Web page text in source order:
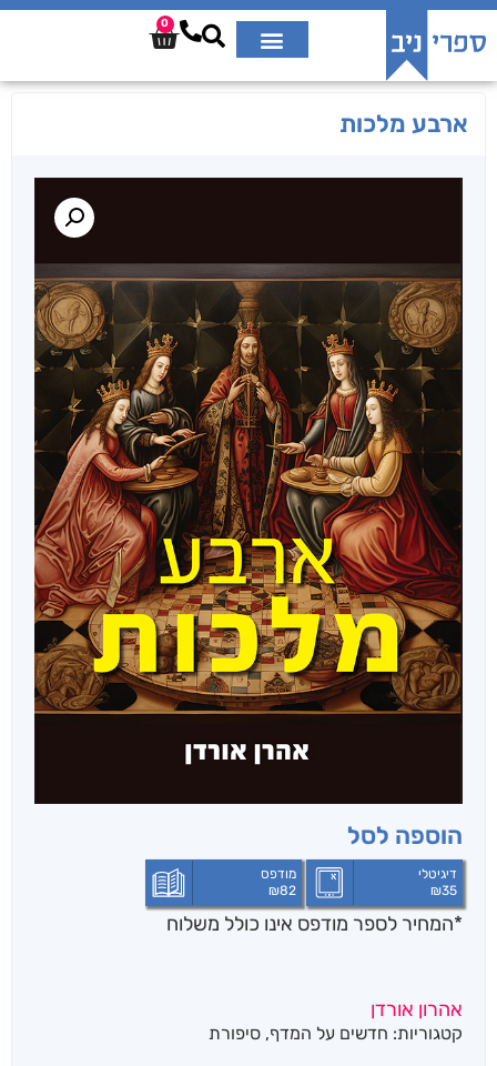
0
ארבע מלכות
הוספה לסל
דיגיטלי
₪35
מודפס
₪82
*המחיר לספר מודפס אינו כולל משלוח
אהרון אורדן
קטגוריות: חדשים על המדף, סיפורת